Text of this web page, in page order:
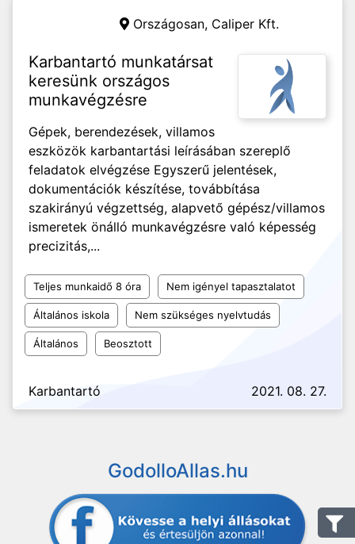
Országosan, Caliper Kft.
Karbantartó munkatársat
keresünk országos
munkavégzésre
Gépek, berendezések, villamos
eszközök karbantartási leírásában szereplő
feladatok elvégzése Egyszerű jelentések,
dokumentációk készítése, továbbítása
szakirányú végzettség, alapvető gépész/villamos
ismeretek önálló munkavégzésre való képesség
precizitás,...
Teljes munkaidő 8 óra Nem igényel tapasztalatot
Általános iskola Nem szükséges nyelvtudás
Általános Beosztott
Karbantartó 2021. 08. 27.
GodolloAllas.hu